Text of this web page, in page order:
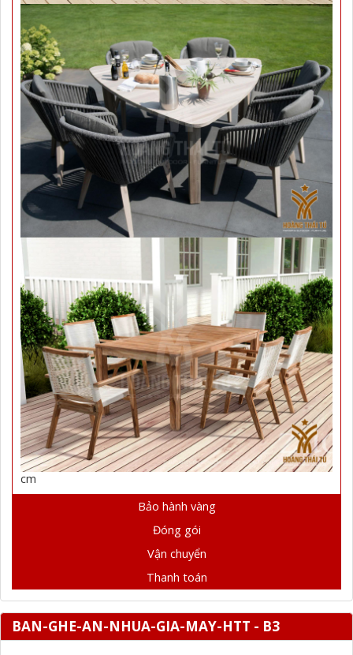
cm
Bảo hành vàng
Đóng gói
Vận chuyển
Thanh toán
BAN-GHE-AN-NHUA-GIA-MAY-HTT - B3